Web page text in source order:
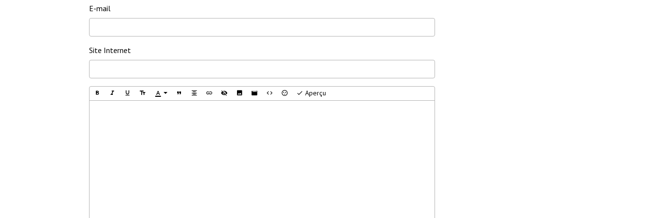
deux jambes, le quatre ; et
le trois est placé au-dessus
Omraam Mikhaël Aïvanhov
sagesse mais elle est trop
E-mail
Site Internet
Aperçu